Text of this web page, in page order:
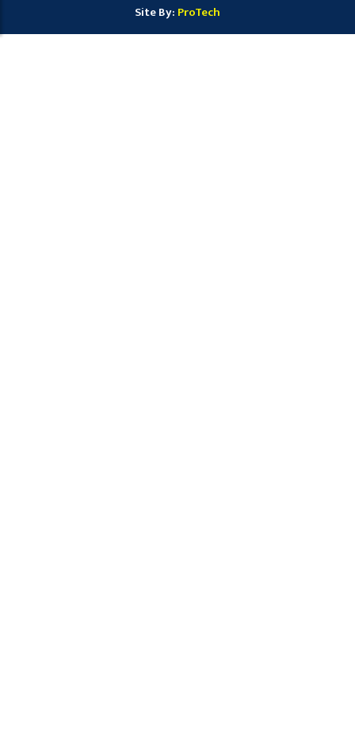
Site By: ProTech